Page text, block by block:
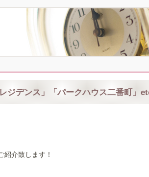
ジデンス」「パークハウス二番町」
介致します！